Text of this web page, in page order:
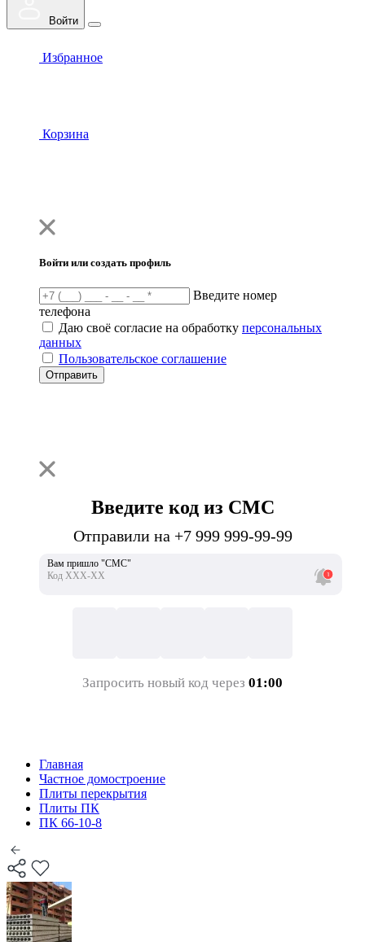
Войти
Избранное
Корзина
Войти или создать профиль
Введите номер
телефона
Даю своё согласие на обработку персональных
данных
Пользовательское соглашение
Отправить
Введите код из СМС
Отправили на +7 999 999-99-99
Вам пришло "СМС"
Код ХХХ-ХХ
Запросить новый код через 01:00
Главная
Частное домостроение
Плиты перекрытия
Плиты ПК
ПК 66-10-8